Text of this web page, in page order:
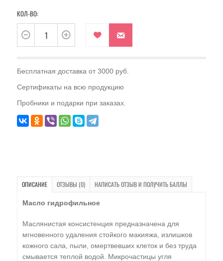
КОЛ-ВО:
Бесплатная доставка от 3000 руб.
Сертификаты на всю продукцию
Пробники и подарки при заказах.
ОПИСАНИЕ ОТЗЫВЫ (0) НАПИСАТЬ ОТЗЫВ И ПОЛУЧИТЬ БАЛЛЫ
Масло гидрофильное
Маслянистая консистенция предназначена для
мгновенного удаления стойкого макияжа, излишков
кожного сала, пыли, омертвевших клеток и без труда
смывается теплой водой. Микрочастицы угля